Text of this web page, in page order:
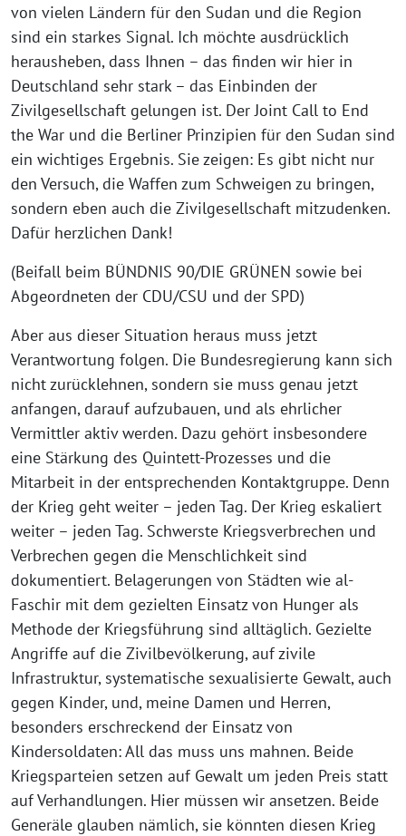
von vielen Ländern für den Sudan und die Region
sind ein starkes Signal. Ich möchte ausdrücklich
herausheben, dass Ihnen – das finden wir hier in
Deutschland sehr stark – das Einbinden der
Zivilgesellschaft gelungen ist. Der Joint Call to End
the War und die Berliner Prinzipien für den Sudan sind
ein wichtiges Ergebnis. Sie zeigen: Es gibt nicht nur
den Versuch, die Waffen zum Schweigen zu bringen,
sondern eben auch die Zivilgesellschaft mitzudenken.
Dafür herzlichen Dank!
(Beifall beim BÜNDNIS 90/DIE GRÜNEN sowie bei
Abgeordneten der CDU/CSU und der SPD)
Aber aus dieser Situation heraus muss jetzt
Verantwortung folgen. Die Bundesregierung kann sich
nicht zurücklehnen, sondern sie muss genau jetzt
anfangen, darauf aufzubauen, und als ehrlicher
Vermittler aktiv werden. Dazu gehört insbesondere
eine Stärkung des Quintett-Prozesses und die
Mitarbeit in der entsprechenden Kontaktgruppe. Denn
der Krieg geht weiter – jeden Tag. Der Krieg eskaliert
weiter – jeden Tag. Schwerste Kriegsverbrechen und
Verbrechen gegen die Menschlichkeit sind
dokumentiert. Belagerungen von Städten wie al-
Faschir mit dem gezielten Einsatz von Hunger als
Methode der Kriegsführung sind alltäglich. Gezielte
Angriffe auf die Zivilbevölkerung, auf zivile
Infrastruktur, systematische sexualisierte Gewalt, auch
gegen Kinder, und, meine Damen und Herren,
besonders erschreckend der Einsatz von
Kindersoldaten: All das muss uns mahnen. Beide
Kriegsparteien setzen auf Gewalt um jeden Preis statt
auf Verhandlungen. Hier müssen wir ansetzen. Beide
Generäle glauben nämlich, sie könnten diesen Krieg